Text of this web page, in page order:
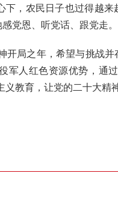
下，农民日子也过得越来
党恩、听党话、跟党走。
开局之年，希望与挑战
军人红色资源优势，通
教育，让党的二十大精